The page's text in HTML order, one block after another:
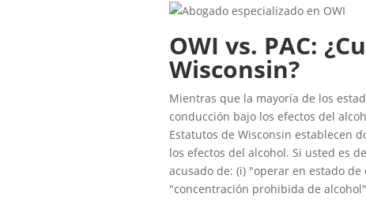
OWI vs. PAC:
Wisconsin?
Mientras que la mayoría de los
conducción bajo los efectos del
Estatutos de Wisconsin establecen
los efectos del alcohol. Si usted es
acusado de: (i) "operar en estado
"concentración prohibida de alcohol"